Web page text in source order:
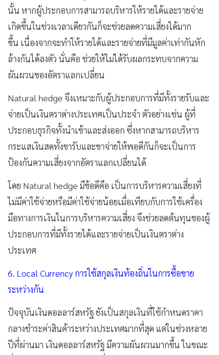
นั้น หากผู้ประกอบการสามารถบริหารให้รายได้และรายจ่าย
เกิดขึ้นในช่วงเวลาเดียวกันก็จะช่วยลดความเสี่ยงได้มาก
ขึ้น เนื่องจากจะทำให้รายได้และรายจ่ายที่มีมูลค่าเท่ากันหัก
ล้างกันได้ลงตัว นั่นคือ ช่วยให้ไม่ได้รับผลกระทบจากความ
ผันผวนของอัตราแลกเปลี่ยน
Natural hedge จึงเหมาะกับผู้ประกอบการที่มีทั้งรายรับและ
จ่ายเป็นเงินตราต่างประเทศเป็นประจำ ตัวอย่างเช่น ผู้ที่
ประกอบธุรกิจทั้งนำเข้าและส่งออก ซึ่งหากสามารถบริหาร
กระแสเงินสดทั้งขารับและขาจ่ายให้พอดีกันก็จะเป็นการ
ป้องกันความเสี่ยงจากอัตราแลกเปลี่ยนได้
โดย Natural hedge มีข้อดีคือ เป็นการบริหารความเสี่ยงที่
ไม่มีค่าใช้จ่ายหรือมีค่าใช้จ่ายน้อยเมื่อเทียบกับการใช้เครื่อง
มือทางการเงินในการบริหารความเสี่ยง จึงช่วยลดต้นทุนของผู้
ประกอบการที่มีทั้งรายได้และรายจ่ายเป็นเงินตราต่าง
ประเทศ
6. Local Currency การใช้สกุลเงินท้องถิ่นในการซื้อขาย
ระหว่างกัน
ปัจจุบันเงินดอลลาร์สหรัฐ ยังเป็นสกุลเงินที่ใช้กำหนดราคา
กลางชำระค่าสินค้าระหว่างประเทศมากที่สุด แต่ในช่วงหลาย
ปีที่ผ่านมา เงินดอลลาร์สหรัฐ มีความผันผวนมากขึ้น ในขณะ